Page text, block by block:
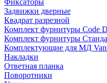
Фиксаторы
Задвижки дверные
Квадрат разрезной
Комплект фурнитуры Code
Комплект фурнитуры
Комплектующие для МД
Накладки
Ответная планка
Поворотники